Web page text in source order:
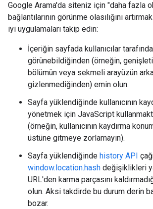
Google Arama'da siteniz için "daha fazla
bağlantılarının görünme olasılığını
iyi uygulamaları takip edin:
İçeriğin sayfada kullanıcılar
görünebildiğinden (örneğin,
bölümün veya sekmeli arayüzün
gizlenmediğinden) emin olun.
Sayfa yüklendiğinde kullanıcının
yönetmek için JavaScript
(örneğin, kullanıcının kaydırma
üstüne gitmeye zorlamayın).
Sayfa yüklendiğinde history API
window.location.hash değişiklikleri
URL'den karma parçasını
olun. Aksi takdirde bu durum derin
bozar.